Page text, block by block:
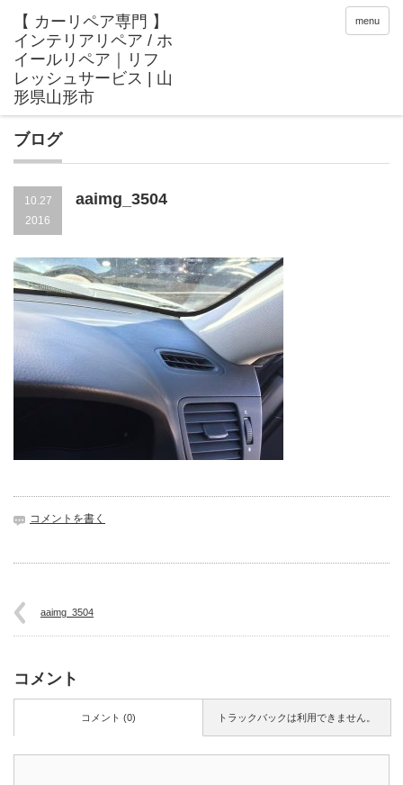
menu
ブログ
10.27
2016
aaimg_3504
コメントを書く
aaimg_3504
コメント
トラックバックは利用できません。
コメント (0)